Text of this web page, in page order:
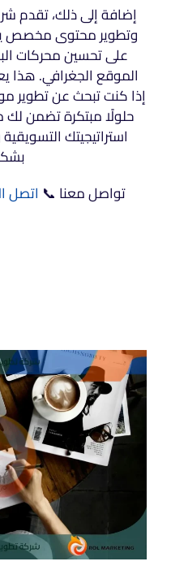
إضافة إلى ذلك، تقدم
وتطوير محتوى مخصص
على تحسين محركات
الموقع الجغرافي. هذا
إذا كنت تبحث عن تطوير
حلولًا مبتكرة تضمن
استراتيجيتك
تواصل معنا 📞 اتصل